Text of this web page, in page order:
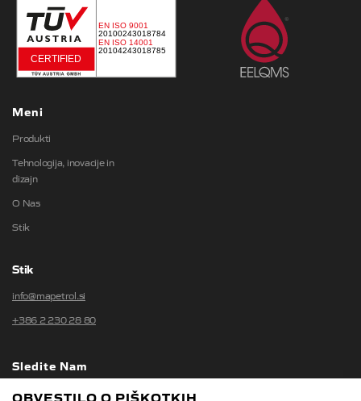
Meni
Produkti
Tehnologija, inovacije in
dizajn
O Nas
Stik
Stik
info@mapetrol.si
+386 2 230 28 80
Sledite Nam
OBVESTILO O PIŠKOTKIH